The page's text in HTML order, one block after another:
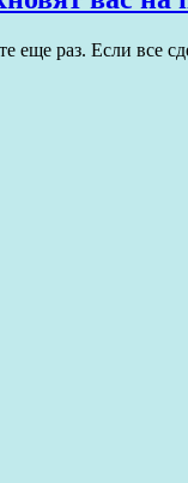
еще раз. Если все